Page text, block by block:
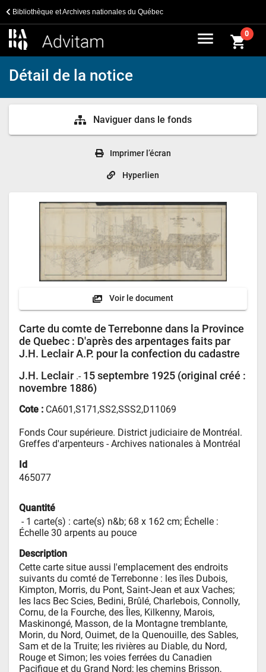
Bibliothèque et Archives nationales du Québec
menu shopping_cart0
Détail de la notice
Naviguer dans le fonds
Imprimer l’écran
Hyperlien
Voir le document
Carte du comte de Terrebonne dans la Province
de Quebec : D'après des arpentages faits par
J.H. Leclair A.P. pour la confection du cadastre
J.H. Leclair .- 15 septembre 1925 (original créé :
novembre 1886)
Cote : CA601,S171,SS2,SSS2,D11069
Fonds Cour supérieure. District judiciaire de Montréal.
Greffes d'arpenteurs - Archives nationales à Montréal
Id
465077
Quantité
- 1 carte(s) : carte(s) n&b; 68 x 162 cm; Échelle :
Échelle 30 arpents au pouce
Description
Cette carte situe aussi l'emplacement des endroits
suivants du comté de Terrebonne : les îles Dubois,
Kimpton, Morris, du Pont, Saint-Jean et aux Vaches;
les lacs Bec Scies, Bedini, Brûlé, Charlebois, Connolly,
Cornu, de la Fourche, des Îles, Kilkenny, Marois,
Maskinongé, Masson, de la Montagne tremblante,
Morin, du Nord, Ouimet, de la Quenouille, des Sables,
Sam et de la Truite; les rivières au Diable, du Nord,
Rouge et Simon; les voies ferrées du Canadien
Pacifique et du Grand Nord; les chemins Brisson,